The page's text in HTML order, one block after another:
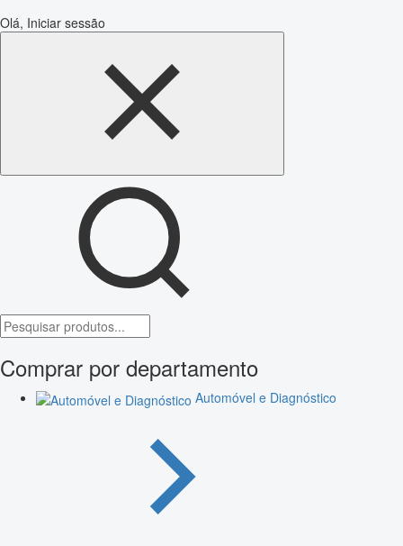
Olá, Iniciar sessão
Comprar por departamento
Automóvel e Diagnóstico